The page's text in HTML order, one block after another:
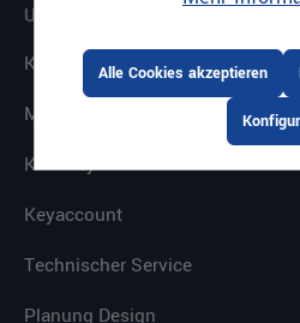
UNTERNEHMEN
Karriere
Mietservice
Kaffeesystem
Keyaccount
Technischer Service
Planung Design
Alle Cookies akzeptieren